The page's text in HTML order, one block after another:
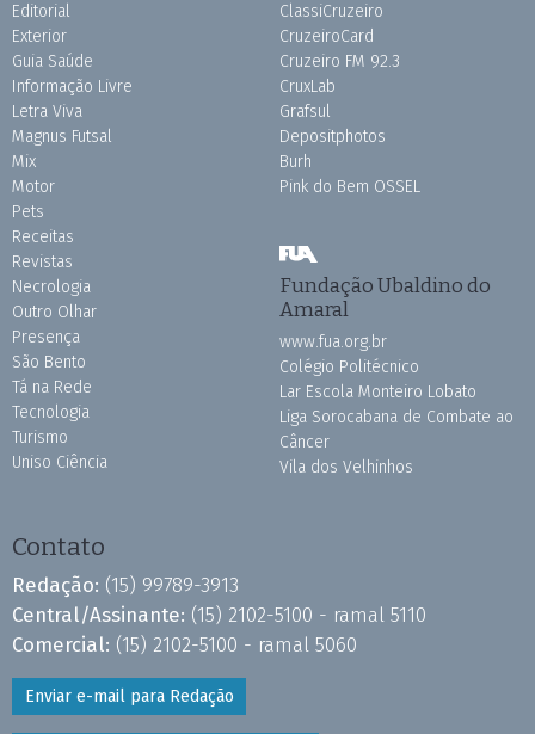
Editorial
Exterior
Guia Saúde
Informação Livre
Letra Viva
Magnus Futsal
Mix
Motor
Pets
Receitas
Revistas
Necrologia
Outro Olhar
Presença
São Bento
Tá na Rede
Tecnologia
Turismo
Uniso Ciência
ClassiCruzeiro
CruzeiroCard
Cruzeiro FM 92.3
CruxLab
Grafsul
Depositphotos
Burh
Pink do Bem OSSEL
Fundação Ubaldino do
Amaral
www.fua.org.br
Colégio Politécnico
Lar Escola Monteiro Lobato
Liga Sorocabana de Combate ao
Câncer
Vila dos Velhinhos
Contato
Redação: (15) 99789-3913
Central/Assinante: (15) 2102-5100 - ramal 5110
Comercial: (15) 2102-5100 - ramal 5060
Enviar e-mail para Redação